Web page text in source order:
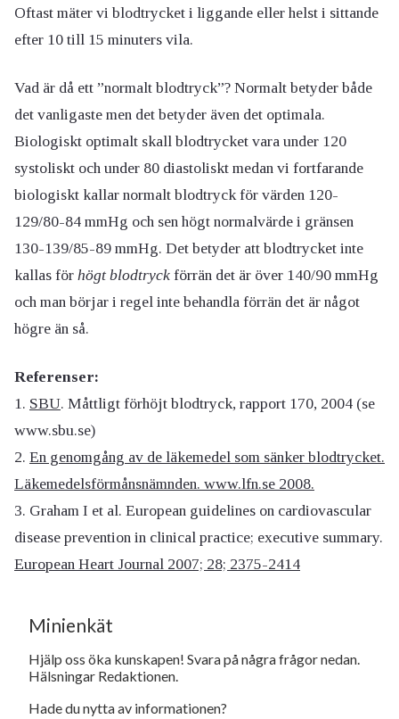
Oftast mäter vi blodtrycket i liggande eller helst i sittande
efter 10 till 15 minuters vila.
Vad är då ett ”normalt blodtryck”? Normalt betyder både
det vanligaste men det betyder även det optimala.
Biologiskt optimalt skall blodtrycket vara under 120
systoliskt och under 80 diastoliskt medan vi fortfarande
biologiskt kallar normalt blodtryck för värden 120-
129/80-84 mmHg och sen högt normalvärde i gränsen
130-139/85-89 mmHg. Det betyder att blodtrycket inte
kallas för högt blodtryck förrän det är över 140/90 mmHg
och man börjar i regel inte behandla förrän det är något
högre än så.
Referenser:
1. SBU. Måttligt förhöjt blodtryck, rapport 170, 2004 (se
www.sbu.se)
2. En genomgång av de läkemedel som sänker blodtrycket.
Läkemedelsförmånsnämnden. www.lfn.se 2008.
3. Graham I et al. European guidelines on cardiovascular
disease prevention in clinical practice; executive summary.
European Heart Journal 2007; 28; 2375-2414